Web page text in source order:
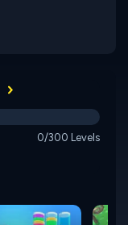
0/300 Levels